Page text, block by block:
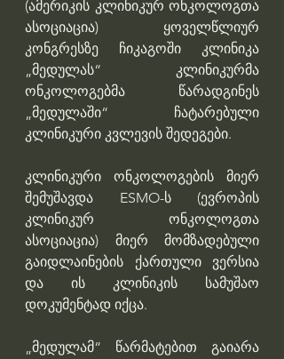
(ამერიკის კლინიკურ ონკოლოგთა
ასოციაცია) ყოველწლიურ
კონგრესზე ჩიკაგოში კლინიკა
„მედულას“ კლინიკურმა
ონკოლოგებმა წარადგინეს
„მედულაში“ ჩატარებული
კლინიკური კვლევის შედეგები.
კლინიკური ონკოლოგების მიერ
შემუშავდა ESMO-ს (ევროპის
კლინიკურ ონკოლოგთა
ასოციაცია) მიერ მომზადებული
გაიდლაინების ქართული ვერსია
და ის კლინიკის სამუშაო
დოკუმენტად იქცა.
„მედულამ“ წარმატებით გაიარა